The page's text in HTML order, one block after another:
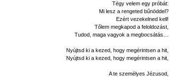
Tégy velem egy próbát:
Mi lesz a rengeted bűnöddel?
Ezért vezekelned kell!
Tőlem megkapod a feloldozást,
Tudod, maga vagyok a megbocsátás…
Nyújtsd ki a kezed, hogy megérintsen a hit,
Nyújtsd ki a kezed, hogy megérintsen a hit,
A te személyes Jézusod,